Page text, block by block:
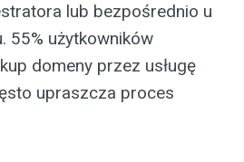
lub bezpośrednio u
55% użytkowników
domeny przez usługę
upraszcza proces